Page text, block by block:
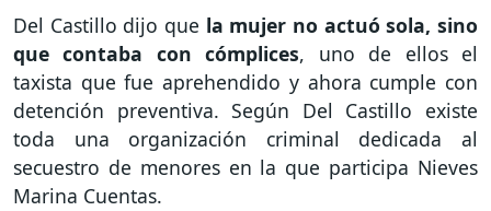
Del Castillo dijo que la mujer no actuó sola, sino
que contaba con cómplices, uno de ellos el
taxista que fue aprehendido y ahora cumple con
detención preventiva. Según Del Castillo existe
toda una organización criminal dedicada al
secuestro de menores en la que participa Nieves
Marina Cuentas.